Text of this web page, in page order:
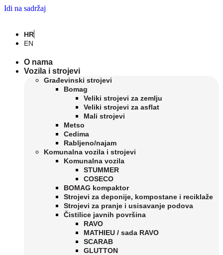
Idi na sadržaj
HR
EN
O nama
Vozila i strojevi
Građevinski strojevi
Bomag
Veliki strojevi za zemlju
Veliki strojevi za asflat
Mali strojevi
Metso
Cedima
Rabljeno/najam
Komunalna vozila i strojevi
Komunalna vozila
STUMMER
COSECO
BOMAG kompaktor
Strojevi za deponije, kompostane i reciklaže
Strojevi za pranje i usisavanje podova
Čistilice javnih površina
RAVO
MATHIEU / sada RAVO
SCARAB
GLUTTON